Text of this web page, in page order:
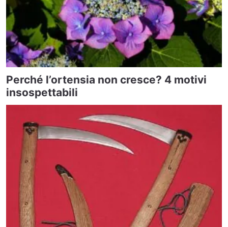
Perché l’ortensia non cresce? 4 motivi
insospettabili